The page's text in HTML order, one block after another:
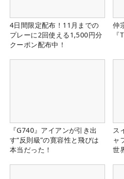
4日間限定配布！11月までの
プレーに2回使える1,500円分
クーポン配布中！
仲
『G740』アイアンが引き出
す“反則級”の寛容性と飛びは
本当だった！
ス
ャ
世